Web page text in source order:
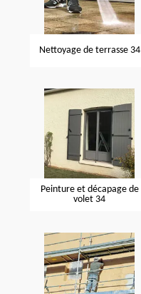
Nettoyage de terrasse 34
Peinture et décapage de
volet 34